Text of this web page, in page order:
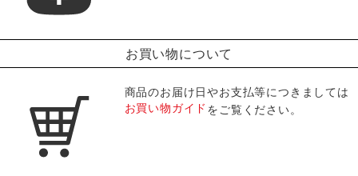
お買い物について
商品のお届け日やお支払等につきましては
お買い物ガイド をご覧ください。